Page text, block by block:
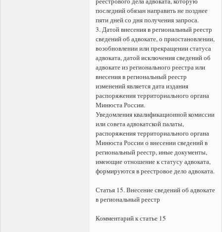
последний обязан направить не позднее
пяти дней со дня получения запроса.
3. Датой внесения в региональный реестр
сведений об адвокате, о приостановлении,
возобновлении или прекращении статуса
адвоката, датой исключения сведений об
адвокате из регионального реестра или
внесения в региональный реестр
изменений является дата издания
распоряжения территориального органа
Минюста России.
Уведомления квалификационной комиссии
или совета адвокатской палаты,
распоряжения территориального органа
Минюста России о внесении сведений в
региональный реестр, иные документы,
имеющие отношение к статусу адвоката,
формируются в реестровое дело адвоката.
Статья 15. Внесение сведений об адвокате
в региональный реестр
Комментарий к статье 15